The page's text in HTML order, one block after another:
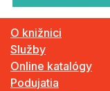
O knižnici
Služby
Online katalógy
Podujatia